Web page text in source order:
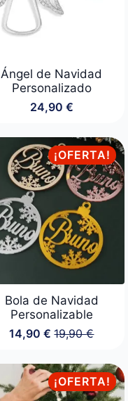
Ángel de Navidad
Personalizado
24,90 €
¡OFERTA!
Bola de Navidad
Personalizable
19,90€
El
original
era:
19,90 €.
14,90 € El
actual
es:
14,90 €.
¡OFERTA!